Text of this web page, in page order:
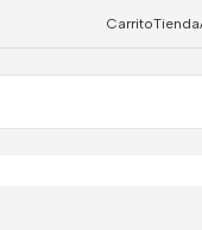
CarritoTienda